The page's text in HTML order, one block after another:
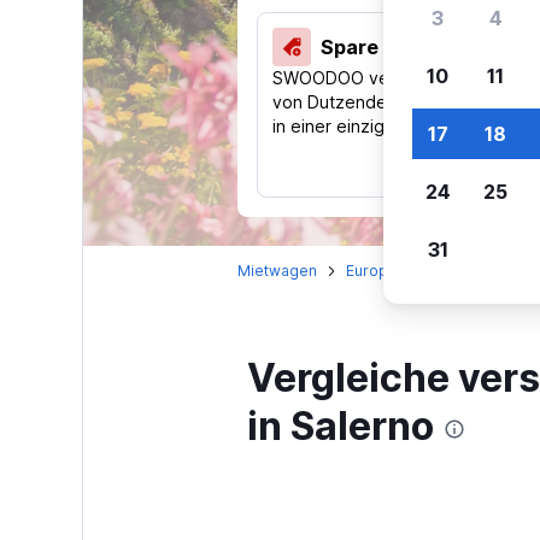
Spare 40 % und mehr
SWOODOO vergleicht Preise
von Dutzenden Reise-Websites
in einer einzigen Suche.
Mietwagen Europa
Vergleiche
in Salerno
3 4
10 11
17 18
24 25
31